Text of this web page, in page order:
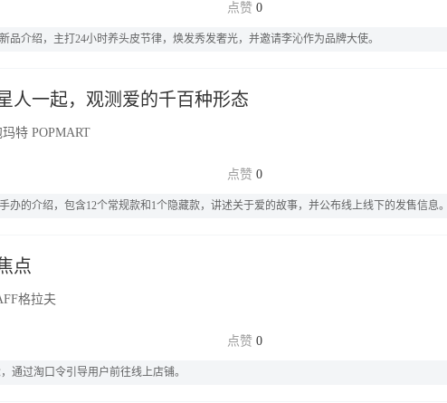
0
品介绍，主打24小时养头皮节律，焕发秀发奢光，并邀请李沁作为品牌大使。
人一起，观测爱的千百种形态
特 POPMART
0
办的介绍，包含12个常规款和1个隐藏款，讲述关于爱的故事，并公布线上线下的发售信息。
点
格拉夫
0
通过淘口令引导用户前往线上店铺。